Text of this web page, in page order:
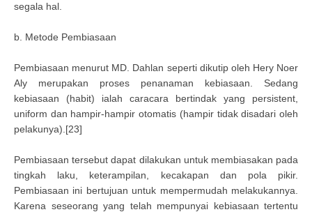
segala hal.
b. Metode Pembiasaan
Pembiasaan menurut MD. Dahlan seperti dikutip oleh Hery Noer
Aly merupakan proses penanaman kebiasaan. Sedang
kebiasaan (habit) ialah caracara bertindak yang persistent,
uniform dan hampir-hampir otomatis (hampir tidak disadari oleh
pelakunya).[23]
Pembiasaan tersebut dapat dilakukan untuk membiasakan pada
tingkah laku, keterampilan, kecakapan dan pola pikir.
Pembiasaan ini bertujuan untuk mempermudah melakukannya.
Karena seseorang yang telah mempunyai kebiasaan tertentu